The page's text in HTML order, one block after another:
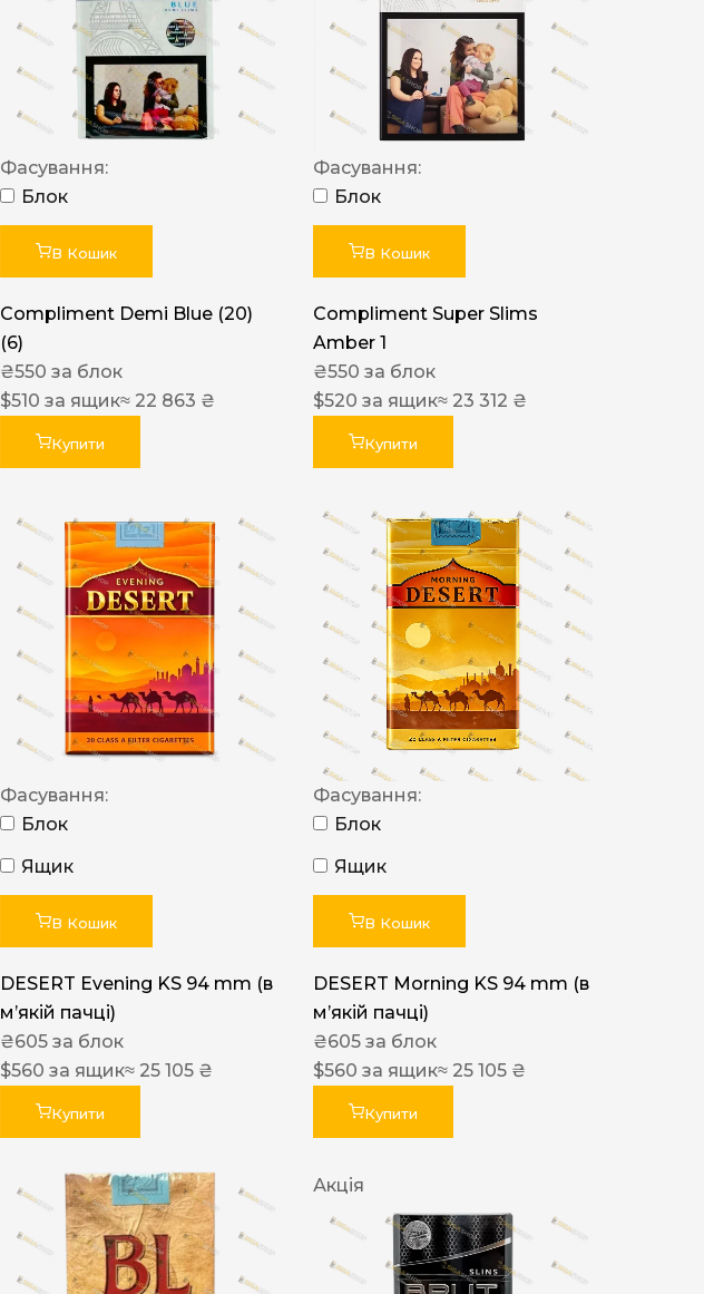
Фасування:
Блок
В Кошик
Compliment Demi Blue (20)
(6)
₴550 за блок
$510 за ящик≈ 22 863 ₴
Купити
Фасування:
Блок
В Кошик
Compliment Super Slims
Amber 1
₴550 за блок
$520 за ящик≈ 23 312 ₴
Купити
Фасування:
Блок
Ящик
В Кошик
DESERT Evening KS 94 mm (в
мʼякій пачці)
₴605 за блок
$560 за ящик≈ 25 105 ₴
Купити
Фасування:
Блок
Ящик
В Кошик
DESERT Morning KS 94 mm (в
мʼякій пачці)
₴605 за блок
$560 за ящик≈ 25 105 ₴
Купити
Акція